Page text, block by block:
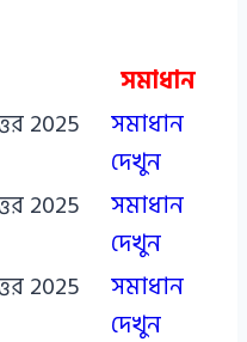
সমাধান
2025
সমাধান
দেখুন
2025
সমাধান
দেখুন
2025
সমাধান
দেখুন